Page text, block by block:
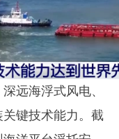
远海浮式风电、
键技术能力。截